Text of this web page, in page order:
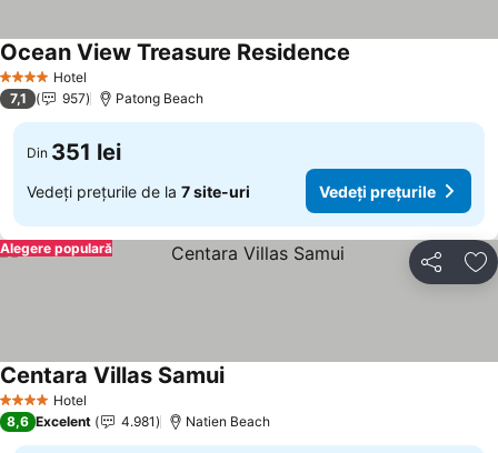
4 Stele Hotel
Ocean View Treasure Residence
7,1 957 Patong Beach
Din 351 lei
Vedeți prețurile de la 7 site-uri Vedeți prețurile
Distribuiți
Alegere populară
4 Stele Hotel
Centara Villas Samui
8,6 Excelent 4.981 Natien Beach